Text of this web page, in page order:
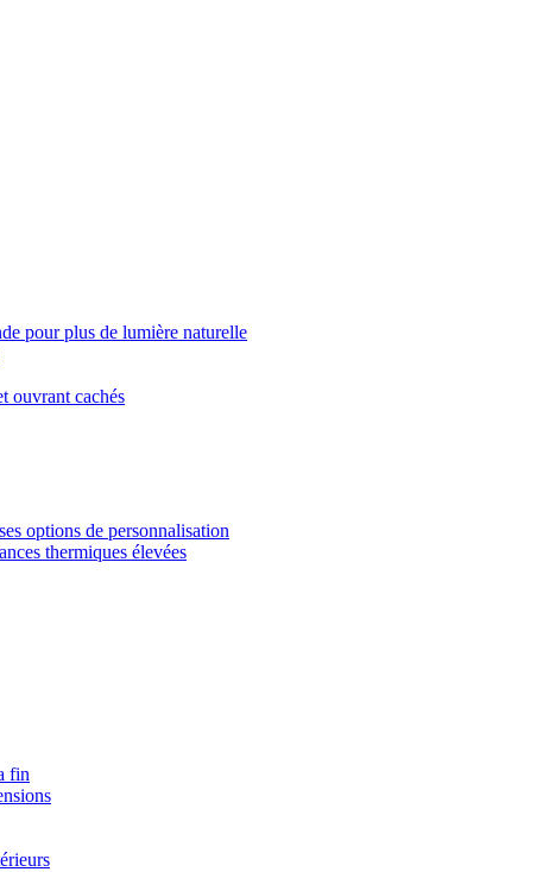
pour plus de lumière naturelle
ouvrant cachés
options de personnalisation
thermiques élevées
fin